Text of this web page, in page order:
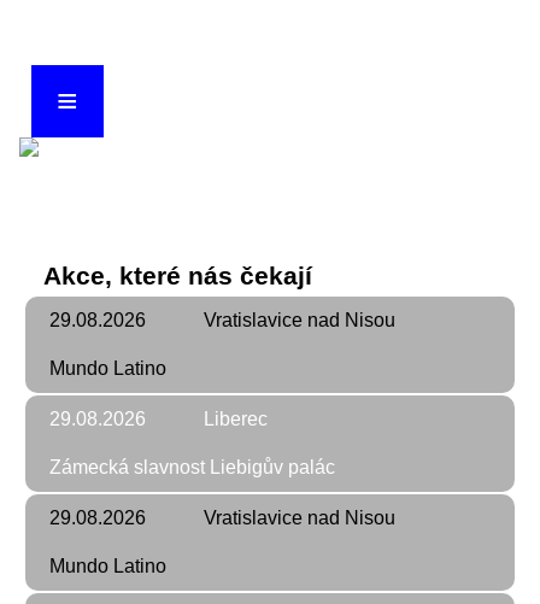
≡
Akce, které nás čekají
29.08.2026 Vratislavice nad Nisou
Mundo Latino
29.08.2026 Liberec
Zámecká slavnost Liebigův palác
29.08.2026 Vratislavice nad Nisou
Mundo Latino